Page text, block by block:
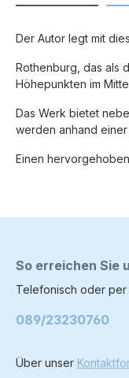
Der Autor legt mit
Rothenburg, das als
Höhepunkten im
Das Werk bietet
werden anhand
Einen
So erreichen Sie
Telefonisch oder per
089/23230760
Über unser